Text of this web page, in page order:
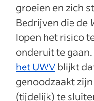
groeien en zich
Bedrijven die de
lopen het risico
onderuit te
het UWVblijkt
genoodzaakt
(tijdelijk) te